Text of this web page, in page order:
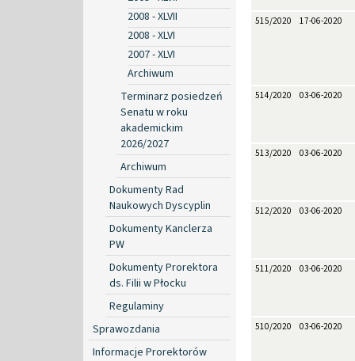
2008 - XLVII
2008 - XLVI
2007 - XLVI
Archiwum
Terminarz posiedzeń
Senatu w roku
akademickim
2026/2027
Archiwum
Dokumenty Rad
Naukowych Dyscyplin
Dokumenty Kanclerza
PW
Dokumenty Prorektora
ds. Filii w Płocku
Regulaminy
Sprawozdania
Informacje Prorektorów
515/2020 17-06-2020
514/2020 03-06-2020
513/2020 03-06-2020
512/2020 03-06-2020
511/2020 03-06-2020
510/2020 03-06-2020